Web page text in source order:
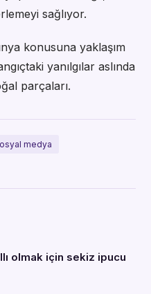
sağlıyor.
konusuna yaklaşım
yanılgılar aslında
parçaları.
medya
olmak için sekiz ipucu